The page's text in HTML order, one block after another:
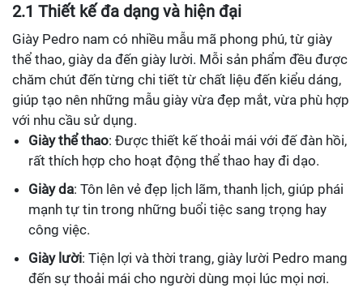
2.1 Thiết kế đa dạng và hiện đại
Giày Pedro nam có nhiều mẫu mã phong phú, từ giày
thể thao, giày da đến giày lười. Mỗi sản phẩm đều được
chăm chút đến từng chi tiết từ chất liệu đến kiểu dáng,
giúp tạo nên những mẫu giày vừa đẹp mắt, vừa phù hợp
với nhu cầu sử dụng.
Giày thể thao: Được thiết kế thoải mái với đế đàn hồi,
rất thích hợp cho hoạt động thể thao hay đi dạo.
Giày da: Tôn lên vẻ đẹp lịch lãm, thanh lịch, giúp phái
mạnh tự tin trong những buổi tiệc sang trọng hay
công việc.
Giày lười: Tiện lợi và thời trang, giày lười Pedro mang
đến sự thoải mái cho người dùng mọi lúc mọi nơi.